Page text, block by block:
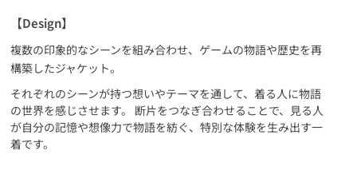
【Design】
複数の印象的なシーンを組み合わせ、ゲームの物語や歴史を再
構築したジャケット。
それぞれのシーンが持つ想いやテーマを通して、着る人に物語
の世界を感じさせます。 断片をつなぎ合わせることで、見る人
が自分の記憶や想像力で物語を紡ぐ、特別な体験を生み出す一
着です。